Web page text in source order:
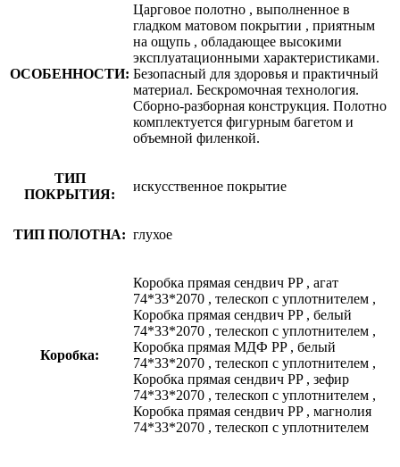
ОСОБЕННОСТИ:
Царговое полотно , выполненное в
гладком матовом покрытии , приятным
на ощупь , обладающее высокими
эксплуатационными характеристиками.
Безопасный для здоровья и практичный
материал. Бескромочная технология.
Сборно-разборная конструкция. Полотно
комплектуется фигурным багетом и
объемной филенкой.
ТИП
ПОКРЫТИЯ:
искусственное покрытие
ТИП ПОЛОТНА: глухое
Коробка:
Коробка прямая сендвич PP , агат
74*33*2070 , телескоп с уплотнителем ,
Коробка прямая сендвич PP , белый
74*33*2070 , телескоп с уплотнителем ,
Коробка прямая МДФ PP , белый
74*33*2070 , телескоп с уплотнителем ,
Коробка прямая сендвич PP , зефир
74*33*2070 , телескоп с уплотнителем ,
Коробка прямая сендвич PP , магнолия
74*33*2070 , телескоп с уплотнителем